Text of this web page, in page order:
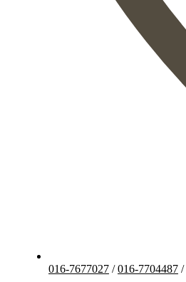
016-7677027 /016-7704487 /